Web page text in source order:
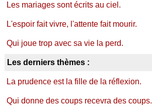
Les mariages sont écrits au ciel.
L'espoir fait vivre, l'attente fait mourir.
Qui joue trop avec sa vie la perd.
Les derniers thèmes :
La prudence est la fille de la réflexion.
Qui donne des coups recevra des coups.